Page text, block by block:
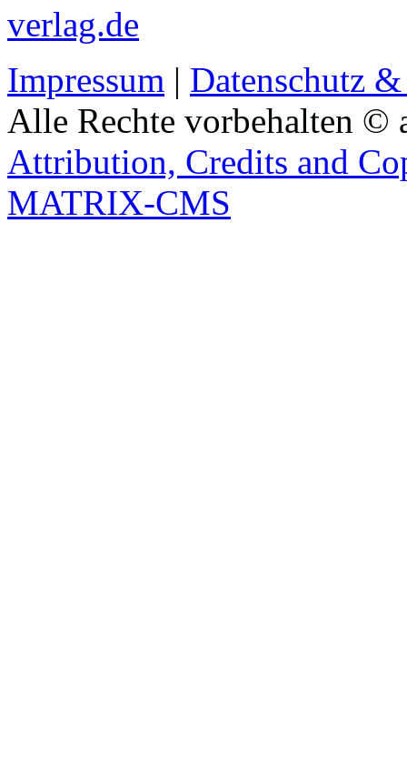
verlag.de
Impressum | Datenschutz
Alle Rechte vorbehalten ©
Attribution, Credits and
MATRIX-CMS